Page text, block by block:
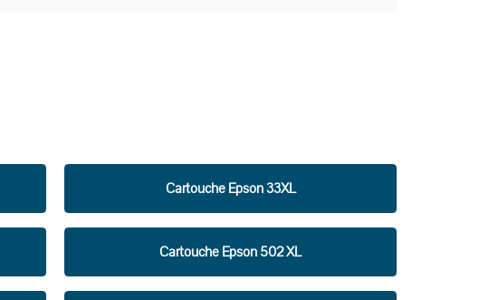
Cartouche Epson 33XL
Cartouche Epson 502 XL